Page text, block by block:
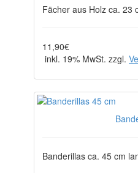
Fächer aus Holz ca. 23
11,90€
inkl. 19% MwSt. zzgl.
Banderillas ca. 45 cm